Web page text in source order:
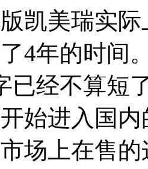
凯美瑞实
4年的时间
已经不算短
始进入国
场上在售